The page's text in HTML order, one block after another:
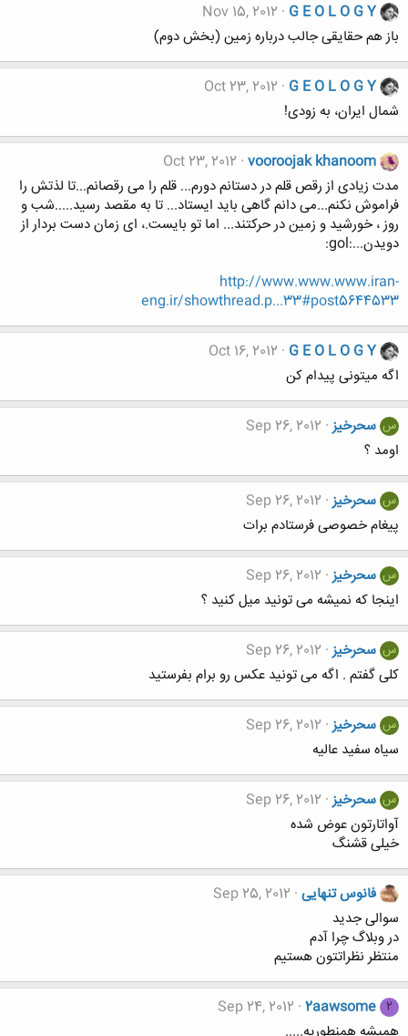
G E O L O G Y
Nov 15, 2012
باز هم حقایقی جالب درباره زمین (بخش دوم)
G E O L O G Y
Oct 23, 2012
شمال ایران، به زودی!
vooroojak khanoom
Oct 23, 2012
مدت زیادی از رقص قلم در دستانم دورم... قلم را می رقصانم...تا لذتش را
فراموش نکنم...می دانم گاهی باید ایستاد... تا به مقصد رسید.....شب و
روز ، خورشید و زمین در حرکتند... اما تو بایست.، ای زمان دست بردار از
دویدن...:gol:
http://www.www.www.iran-
eng.ir/showthread.p...33#post5644533
G E O L O G Y
Oct 16, 2012
اگه میتونی پیدام کن
س سحرخیز Sep 26, 2012
اومد ؟
س سحرخیز Sep 26, 2012
پیغام خصوصی فرستادم برات
س سحرخیز Sep 26, 2012
اینجا که نمیشه می تونید میل کنید ؟
س سحرخیز Sep 26, 2012
کلی گفتم . اگه می تونید عکس رو برام بفرستید
س سحرخیز Sep 26, 2012
سیاه سفید عالیه
س سحرخیز Sep 26, 2012
آواتارتون عوض شده
خیلی قشنگ
فانوس تنهایی Sep 25, 2012
سوالی جدید
در وبلاگ چرا آدم
منتظر نظراتتون هستیم
2
2aawsome
Sep 24, 2012